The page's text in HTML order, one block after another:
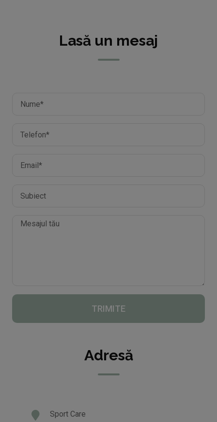
Lasă un mesaj
TRIMITE
Adresă
Sport Care